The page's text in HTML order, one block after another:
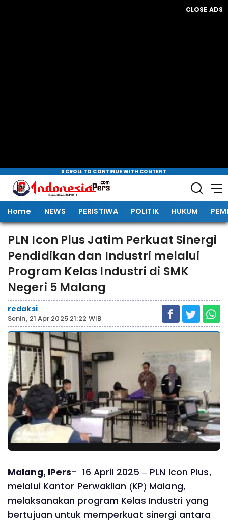
CLOSE ADS
SCROLL TO CONTINUE WITH CONTENT
Home NEWS PERISTIWA POLITIK HUKUM
PLN Icon Plus Jatim Perkuat Sinergi
Pendidikan dan Industri melalui
Program Kelas Industri di SMK
Negeri 5 Malang
redaksi
Senin, 21 Apr 2025 21:22 WIB
Malang, IPers- 16 April 2025 – PLN Icon Plus,
melalui Kantor Perwakilan (KP) Malang,
melaksanakan program Kelas Industri yang
bertujuan untuk memperkuat sinergi antara